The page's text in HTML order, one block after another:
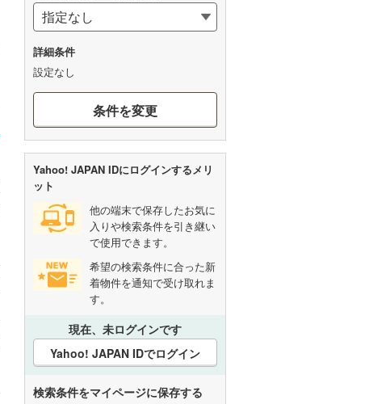
詳細条件
設定なし
条件を変更
Yahoo! JAPAN IDにログインするメリ
ット
他の端末で保存したお気に
入りや検索条件を引き継い
で使用できます。
希望の検索条件に合った新
着物件を通知で受け取れま
す。
現在、未ログインです
Yahoo! JAPAN IDでログイン
検索条件をマイページに保存する